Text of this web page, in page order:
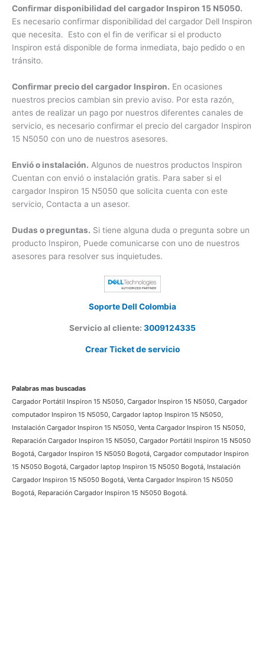
N5050
Confirmar disponibilidad del cargador Inspiron 15 N5050.
Es necesario confirmar disponibilidad del cargador Dell
Inspiron que necesita. Esto con el fin de verificar si el
producto Inspiron está disponible de forma inmediata, bajo
Confirmar precio del cargador Inspiron.En ocasiones
nuestros precios cambian sin previo aviso. Por esta razón,
antes de realizar un pago por nuestros diferentes canales de
servicio, es necesario confirmar el precio del cargador
Envió o instalación.Algunos de nuestros productos Inspiron
Cuentan con envió o instalación gratis. Para saber si el
cargador Inspiron 15 N5050 que solicita cuenta con este
Dudas o preguntas.Si tiene alguna duda o pregunta sobre
un producto Inspiron, Puede comunicarse con uno de
Palabras mas buscadas
Cargador Portátil Inspiron 15 N5050, Cargador Inspiron 15 N5050,
Cargador computador Inspiron 15 N5050, Cargador laptop Inspiron 15
N5050, Instalación Cargador Inspiron 15 N5050, Venta Cargador Inspiron
15 N5050, Reparación Cargador Inspiron 15 N5050, Cargador Portátil
Inspiron 15 N5050 Bogotá, Cargador Inspiron 15 N5050 Bogotá, Cargador
computador Inspiron 15 N5050 Bogotá, Cargador laptop Inspiron 15
N5050 Bogotá, Instalación Cargador Inspiron 15 N5050 Bogotá, Venta
3009124335
Bogota – Colombia